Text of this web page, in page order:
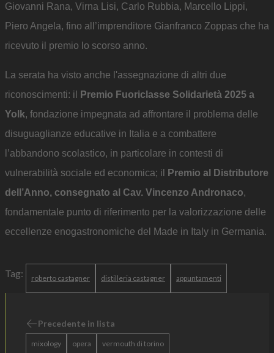
Giovanni Rana, Virna Lisi, Carlo Rubbia, Marcello Lippi,
Piero Angela, fino all’imprenditore Gianfranco Zoppas che ha
ricevuto il premio lo scorso anno.
La serata ha visto anche l'assegnazione di altri due
riconoscimenti: il
Premio Fuoriclasse Solidarietà 2025 a
Yolk, fondazione impegnata ad affrontare il problema delle
disuguaglianze educative in Italia e a combattere
l’abbandono scolastico, in particolare in contesti di
vulnerabilità sociale ed economica; il
Premio al Distributore
dell’Anno, consegnato al Cav. Vincenzo Andronaco,
fondamentale punto di riferimento per la valorizzazione delle
eccellenze enogastronomiche del Made in Italy in Germania.
Tag: roberto castagner distilleria castagner appuntamenti
Precedente in lista
mixology opera vermouth di torino